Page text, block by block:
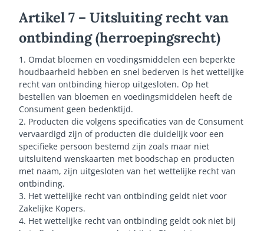
Artikel 7 – Uitsluiting recht van
ontbinding (herroepingsrecht)
1. Omdat bloemen en voedingsmiddelen een beperkte
houdbaarheid hebben en snel bederven is het wettelijke
recht van ontbinding hierop uitgesloten. Op het
bestellen van bloemen en voedingsmiddelen heeft de
Consument geen bedenktijd.
2. Producten die volgens specificaties van de Consument
vervaardigd zijn of producten die duidelijk voor een
specifieke persoon bestemd zijn zoals maar niet
uitsluitend wenskaarten met boodschap en producten
met naam, zijn uitgesloten van het wettelijke recht van
ontbinding.
3. Het wettelijke recht van ontbinding geldt niet voor
Zakelijke Kopers.
4. Het wettelijke recht van ontbinding geldt ook niet bij